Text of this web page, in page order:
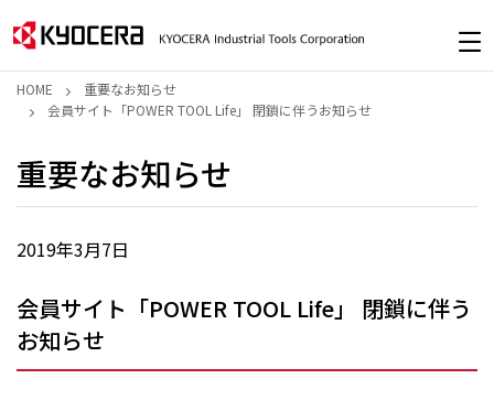
HOME
重要なお知らせ
会員サイト「POWER TOOL Life」 閉鎖に伴うお知らせ
重要なお知らせ
2019年3月7日
会員サイト「POWER TOOL Life」 閉鎖に伴う
お知らせ